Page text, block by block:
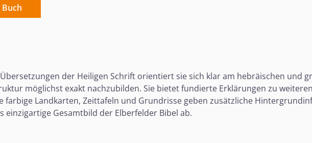
Buch
der Heiligen Schrift orientiert sie sich klar am hebräischen und
möglichst exakt nachzubilden. Sie bietet fundierte Erklärungen zu
farbige Landkarten, Zeittafeln und Grundrisse geben zusätzliche
Gesamtbild der Elberfelder Bibel ab.